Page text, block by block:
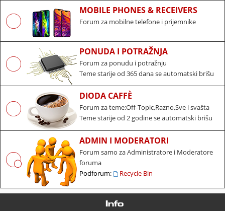
MOBILE PHONES & RECEIVERS
Forum za mobilne telefone i prijemnike
PONUDA I POTRAŽNJA
Forum za ponudu i potražnju
Teme starije od 365 dana se automatski brišu
DIODA CAFFÈ
Forum za teme:Off-Topic,Razno,Sve i svašta
Teme starije od 2 godine se automatski brišu
ADMIN I MODERATORI
Forum samo za Administratore i Moderatore
foruma
Podforum:
Recycle Bin
Info